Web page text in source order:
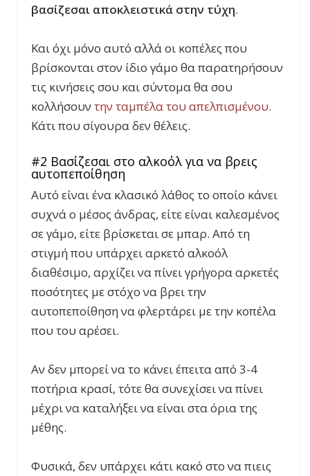
βασίζεσαι αποκλειστικά στην τύχη.
Και όχι μόνο αυτό αλλά οι κοπέλες που
βρίσκονται στον ίδιο γάμο θα παρατηρήσουν
τις κινήσεις σου και σύντομα θα σου
κολλήσουν την ταμπέλα του απελπισμένου.
Κάτι που σίγουρα δεν θέλεις.
#2 Βασίζεσαι στο αλκοόλ για να βρεις
αυτοπεποίθηση
Αυτό είναι ένα κλασικό λάθος το οποίο κάνει
συχνά ο μέσος άνδρας, είτε είναι καλεσμένος
σε γάμο, είτε βρίσκεται σε μπαρ. Από τη
στιγμή που υπάρχει αρκετό αλκοόλ
διαθέσιμο, αρχίζει να πίνει γρήγορα αρκετές
ποσότητες με στόχο να βρει την
αυτοπεποίθηση να φλερτάρει με την κοπέλα
που του αρέσει.
Αν δεν μπορεί να το κάνει έπειτα από 3-4
ποτήρια κρασί, τότε θα συνεχίσει να πίνει
μέχρι να καταλήξει να είναι στα όρια της
μέθης.
Φυσικά, δεν υπάρχει κάτι κακό στο να πιεις